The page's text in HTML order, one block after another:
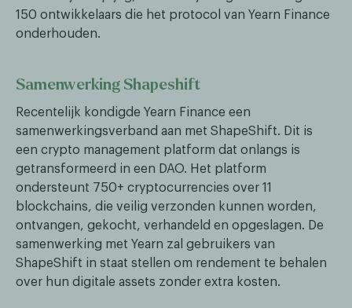
150 ontwikkelaars die het protocol van Yearn Finance
onderhouden.
Samenwerking Shapeshift
Recentelijk kondigde Yearn Finance een
samenwerkingsverband aan met ShapeShift. Dit is
een crypto management platform dat onlangs is
getransformeerd in een DAO. Het platform
ondersteunt 750+ cryptocurrencies over 11
blockchains, die veilig verzonden kunnen worden,
ontvangen, gekocht, verhandeld en opgeslagen. De
samenwerking met Yearn zal gebruikers van
ShapeShift in staat stellen om rendement te behalen
over hun digitale assets zonder extra kosten.